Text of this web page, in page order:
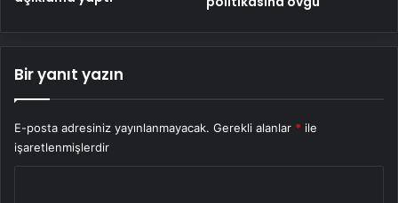
Bir yanıt yazın
E-posta adresiniz yayınlanmayacak. Gerekli alanlar * ile
işaretlenmişlerdir